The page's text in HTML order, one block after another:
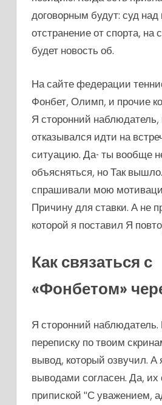
договорным будут: суд
отстранение от спорта, на
будет новость об.
На сайте федерации
Фонбет, Олимп, и прочие
Я сторонний наблюдатель,
отказывался идти на
ситуацию. Да- ты вообще
объясняться, но Так
спрашивали мою
Причину для ставки. А не
которой я поставил Я
Как связаться с
«Фонбетом»
Я сторонний
переписку по твоим
вывод, который озвучил.
выводами согласен. Да,
припиской "С уважением,